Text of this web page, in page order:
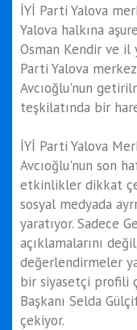
İYİ Parti Yalova
Yalova halkına
Osman Kendir ve il
Parti Yalova
Avcıoğlu'nun
teşkilatında bir
İYİ Parti Yalova
Avcıoğlu'nun son
etkinlikler dikkat
sosyal medyada
yaratıyor. Sadece
açıklamalarını
değerlendirmeler
bir siyasetçi profili
Başkanı Selda
çekiyor.